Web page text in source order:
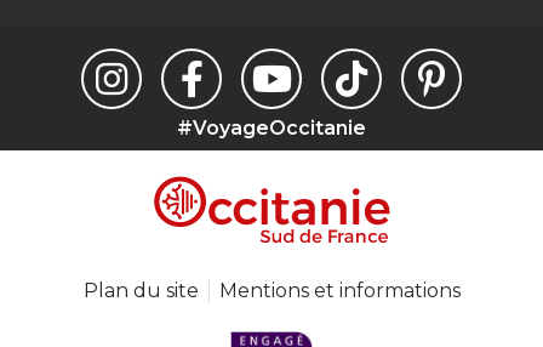
#VoyageOccitanie
Plan du site Mentions et informations